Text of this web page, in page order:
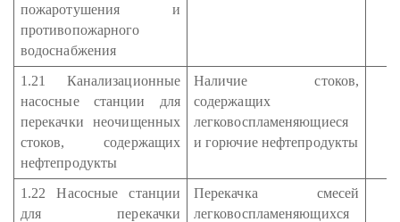
пожаротушения и
противопожарного
водоснабжения
1.21 Канализационные
насосные станции для
перекачки неочищенных
стоков, содержащих
нефтепродукты
Наличие стоков,
содержащих
легковоспламеняющиеся
и горючие нефтепродукты
1.22 Насосные станции
для перекачки
Перекачка смесей
легковоспламеняющихся